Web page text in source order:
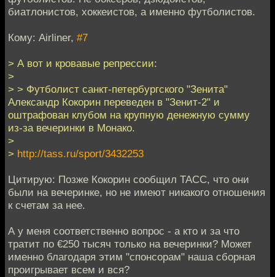
биатлонистов, хоккеистов, а именно футболистов.
Кому: Airliner, #7
> А вот и кровавые репрессии:
>
> > Футболист санкт-петербургского "Зенита"
Александр Кокорин переведен в "Зенит-2" и
оштрафован клубом на крупную денежную сумму
из-за вечеринки в Монако.
>
> http://tass.ru/sport/3432253
Цитирую: Позже Кокорин сообщил ТАСС, что они
были на вечеринке, но не имеют никакого отношения
к счетам за нее.
А у меня соответственно вопрос - а кто и за что
тратит по €250 тысяч только на вечеринки? Может
именно благодаря этим "спонсорам" наша сборная
проигрывает всем и вся?